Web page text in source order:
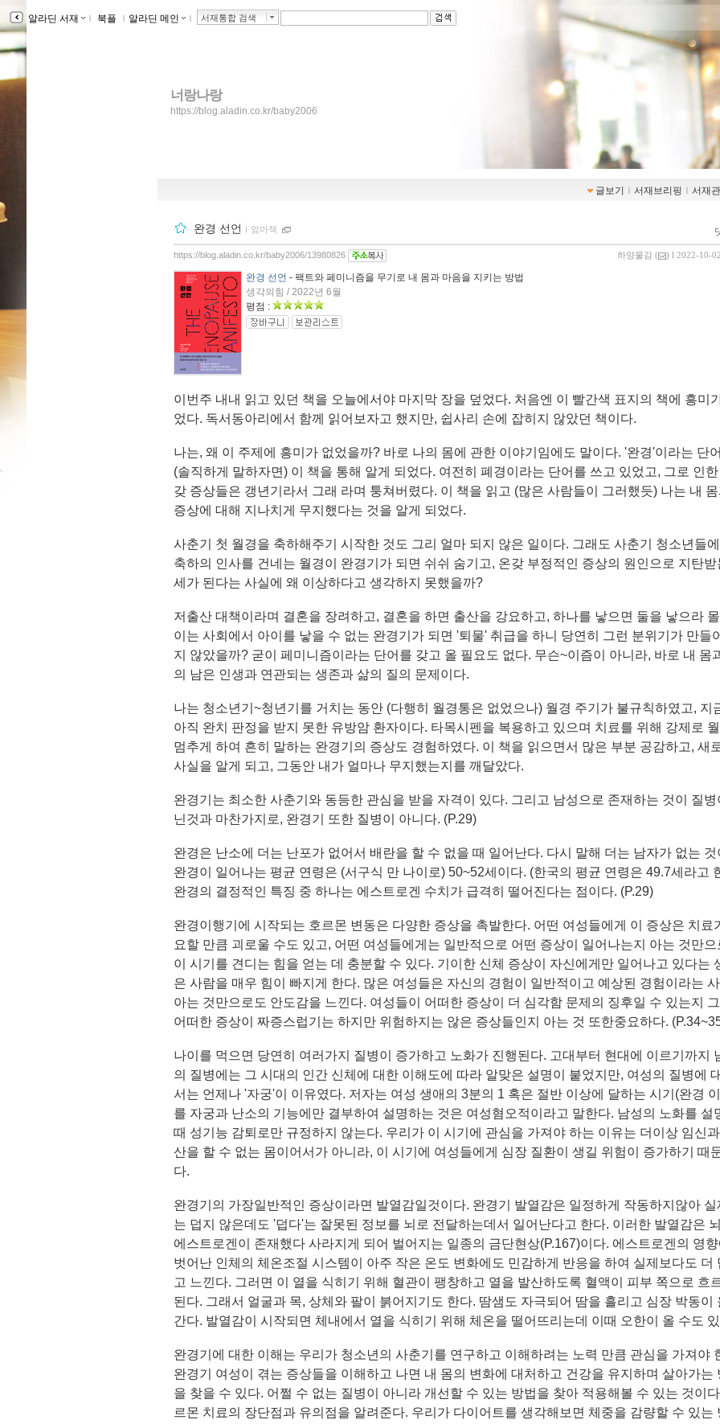
알라딘 서재 ｌ 북플 ｌ 알라딘 메인 ｌ 서재통합 검색
너랑나랑
https://blog.aladin.co.kr/baby2006
글보기 ｌ 서재브리핑 ｌ 서재
완경 선언 ｌ 엄마책
하양물감 ( ) l 2022-10-
https://blog.aladin.co.kr/baby2006/13980826
완경 선언 - 팩트와 페미니즘을 무기로 내 몸과 마음을 지키는 방법
생각의힘 / 2022년 6월
평점 :
이번주 내내 읽고 있던 책을 오늘에서야 마지막 장을 덮었다. 처음엔 이 빨간색 표지의 책에 흥미
었다. 독서동아리에서 함께 읽어보자고 했지만, 쉽사리 손에 잡히지 않았던 책이다.
나는, 왜 이 주제에 흥미가 없었을까? 바로 나의 몸에 관한 이야기임에도 말이다. '완경'이라는 단
(솔직하게 말하자면) 이 책을 통해 알게 되었다. 여전히 폐경이라는 단어를 쓰고 있었고, 그로 인
갖 증상들은 갱년기라서 그래 라며 퉁쳐버렸다. 이 책을 읽고 (많은 사람들이 그러했듯) 나는 내
증상에 대해 지나치게 무지했다는 것을 알게 되었다.
사춘기 첫 월경을 축하해주기 시작한 것도 그리 얼마 되지 않은 일이다. 그래도 사춘기 청소년들
축하의 인사를 건네는 월경이 완경기가 되면 쉬쉬 숨기고, 온갖 부정적인 증상의 원인으로 지탄받
세가 된다는 사실에 왜 이상하다고 생각하지 못했을까?
저출산 대책이라며 결혼을 장려하고, 결혼을 하면 출산을 강요하고, 하나를 낳으면 둘을 낳으라
이는 사회에서 아이를 낳을 수 없는 완경기가 되면 '퇴물' 취급을 하니 당연히 그런 분위기가 만들
지 않았을까? 굳이 페미니즘이라는 단어를 갖고 올 필요도 없다. 무슨~이즘이 아니라, 바로 내 몸
의 남은 인생과 연관되는 생존과 삶의 질의 문제이다.
나는 청소년기~청년기를 거치는 동안 (다행히 월경통은 없었으나) 월경 주기가 불규칙하였고, 지
아직 완치 판정을 받지 못한 유방암 환자이다. 타목시펜을 복용하고 있으며 치료를 위해 강제로
멈추게 하여 흔히 말하는 완경기의 증상도 경험하였다. 이 책을 읽으면서 많은 부분 공감하고, 새
사실을 알게 되고, 그동안 내가 얼마나 무지했는지를 깨달았다.
완경기는 최소한 사춘기와 동등한 관심을 받을 자격이 있다. 그리고 남성으로 존재하는 것이 질병
닌것과 마찬가지로, 완경기 또한 질병이 아니다. (P.29)
완경은 난소에 더는 난포가 없어서 배란을 할 수 없을 때 일어난다. 다시 말해 더는 남자가 없는 것
완경이 일어나는 평균 연령은 (서구식 만 나이로) 50~52세이다. (한국의 평균 연령은 49.7세라고
완경의 결정적인 특징 중 하나는 에스트로겐 수치가 급격히 떨어진다는 점이다. (P.29)
완경이행기에 시작되는 호르몬 변동은 다양한 증상을 촉발한다. 어떤 여성들에게 이 증상은 치료
요할 만큼 괴로울 수도 있고, 어떤 여성들에게는 일반적으로 어떤 증상이 일어나는지 아는 것만으
이 시기를 견디는 힘을 얻는 데 충분할 수 있다. 기이한 신체 증상이 자신에게만 일어나고 있다는
은 사람을 매우 힘이 빠지게 한다. 많은 여성들은 자신의 경험이 일반적이고 예상된 경험이라는
아는 것만으로도 안도감을 느낀다. 여성들이 어떠한 증상이 더 심각함 문제의 징후일 수 있는지
어떠한 증상이 짜증스럽기는 하지만 위험하지는 않은 증상들인지 아는 것 또한중요하다.
나이를 먹으면 당연히 여러가지 질병이 증가하고 노화가 진행된다. 고대부터 현대에 이르기까지
의 질병에는 그 시대의 인간 신체에 대한 이해도에 따라 알맞은 설명이 붙었지만, 여성의 질병에
서는 언제나 '자궁'이 이유였다. 저자는 여성 생애의 3분의 1 혹은 절반 이상에 달하는 시기(완경
를 자궁과 난소의 기능에만 결부하여 설명하는 것은 여성혐오적이라고 말한다. 남성의 노화를 설
때 성기능 감퇴로만 규정하지 않는다. 우리가 이 시기에 관심을 가져야 하는 이유는 더이상 임신
산을 할 수 없는 몸이어서가 아니라, 이 시기에 여성들에게 심장 질환이 생길 위험이 증가하기 때
다.
완경기의 가장일반적인 증상이라면 발열감일것이다. 완경기 발열감은 일정하게 작동하지않아 실
는 덥지 않은데도 '덥다'는 잘못된 정보를 뇌로 전달하는데서 일어난다고 한다. 이러한 발열감은
에스트로겐이 존재했다 사라지게 되어 벌어지는 일종의 금단현상(P.167)이다. 에스트로겐의 영
벗어난 인체의 체온조절 시스템이 아주 작은 온도 변화에도 민감하게 반응을 하여 실제보다도 더
고 느낀다. 그러면 이 열을 식히기 위해 혈관이 팽창하고 열을 발산하도록 혈액이 피부 쪽으로 흐
된다. 그래서 얼굴과 목, 상체와 팔이 붉어지기도 한다. 땀샘도 자극되어 땀을 흘리고 심장 박동이
간다. 발열감이 시작되면 체내에서 열을 식히기 위해 체온을 떨어뜨리는데 이때 오한이 올 수도
완경기에 대한 이해는 우리가 청소년의 사춘기를 연구하고 이해하려는 노력 만큼 관심을 가져야
완경기 여성이 겪는 증상들을 이해하고 나면 내 몸의 변화에 대처하고 건강을 유지하며 살아가는
을 찾을 수 있다. 어쩔 수 없는 질병이 아니라 개선할 수 있는 방법을 찾아 적용해볼 수 있는 것이
르몬 치료의 장단점과 유의점을 알려준다. 우리가 다이어트를 생각해보면 체중을 감량할 수 있는